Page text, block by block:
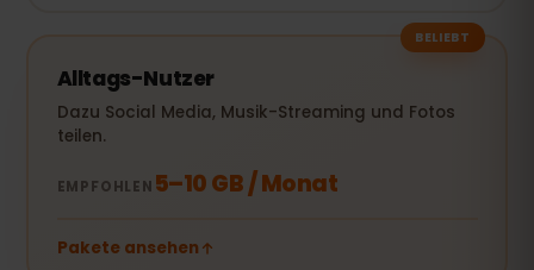
BELIEBT
Alltags-Nutzer
Dazu Social Media, Musik-Streaming und Fotos
teilen.
EMPFOHLEN 5–10 GB / Monat
Pakete ansehen